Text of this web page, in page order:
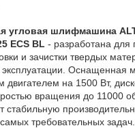
угловая шлифмашина
ECS BL - разработана
и зачистки твердых
эксплуатации.
двигателем на 1500 Вт,
вращения до 11000
стабильную
требовательных